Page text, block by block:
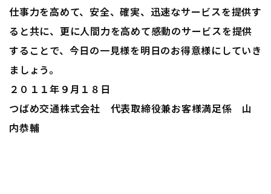
仕事力を高めて、安全、確実、迅速なサービスを提供す
ると共に、更に人間力を高めて感動のサービスを提供
することで、今日の一見様を明日のお得意様にしていき
ましょう。
２０１１年９月１８日
つばめ交通株式会社 代表取締役兼お客様満足係 山
内恭輔